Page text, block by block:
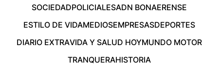
SOCIEDADPOLICIALESADN BONAERENSE
ESTILO DE VIDAMEDIOSEMPRESASDEPORTES
DIARIO EXTRAVIDA Y SALUD HOYMUNDO MOTOR
TRANQUERAHISTORIA